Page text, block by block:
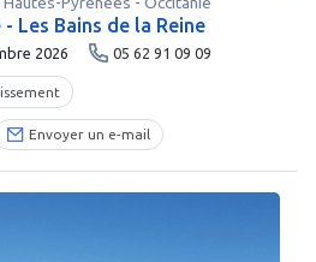
Les Bains de la Reine
2026 05 62 91 09 09
Envoyer un e-mail